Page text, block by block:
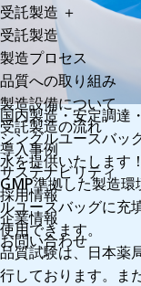
受託製造 ＋
受託製造
製造プロセス
品質への取り組み
製造設備について
受託製造の流れ
導入事例
サステナビリティ
採用情報
企業情報
お問い合わせ
国内製造・安定調達
シングルユースバッ
水を提供いたします！
GMP準拠した製造
ルユースバッグに充
使用できます。
品質試験は、日本薬
行しております。ま